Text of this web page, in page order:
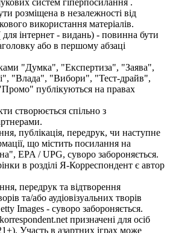
розміщена в незалежності від
використання матеріалів.
інтернет - видань) - повинна бути
або в першому абзаці
"Думка", "Експертиза", "Заява",
"Влада", "Вибори", "Тест-драйв",
публікуються на правах
створюється спільно з
публікація, передрук, чи наступне
що містить посилання на
EPA / UPG, суворо забороняється.
в розділі Я-Корреспондент є автор
передрук та відтворення
та/або аудіовізуальних творів
Images - суворо забороняється.
призначені для осіб
Участь в азартних іграх може